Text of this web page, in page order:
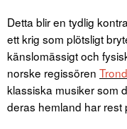
Detta blir en tydlig
ett krig som plötsligt
känslomässigt och
norske regissören
klassiska musiker som
deras hemland har rest